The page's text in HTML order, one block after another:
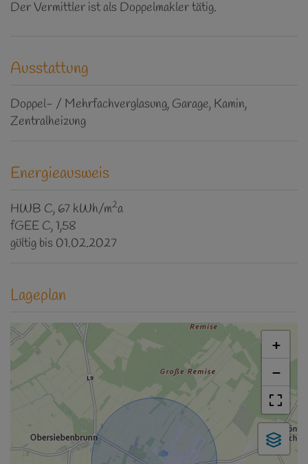
Der Vermittler ist als Doppelmakler tätig.
Ausstattung
Doppel- / Mehrfachverglasung Garage Kamin
Zentralheizung
Energieausweis
HWB C, 67 kWh/m2a
fGEE C, 1,58
gültig bis 01.02.2027
Lageplan
+
−